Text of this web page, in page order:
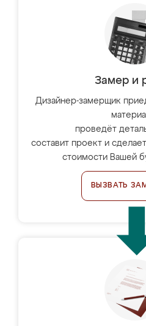
Замер и
Дизайнер-замерщик
проведёт
составит проект и
стоимости Вашей
ВЫЗВАТЬ